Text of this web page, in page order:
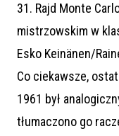
31. Rajd Monte
mistrzowskim w
Esko Keinänen/
Co ciekawsze,
1961 był
tłumaczono go